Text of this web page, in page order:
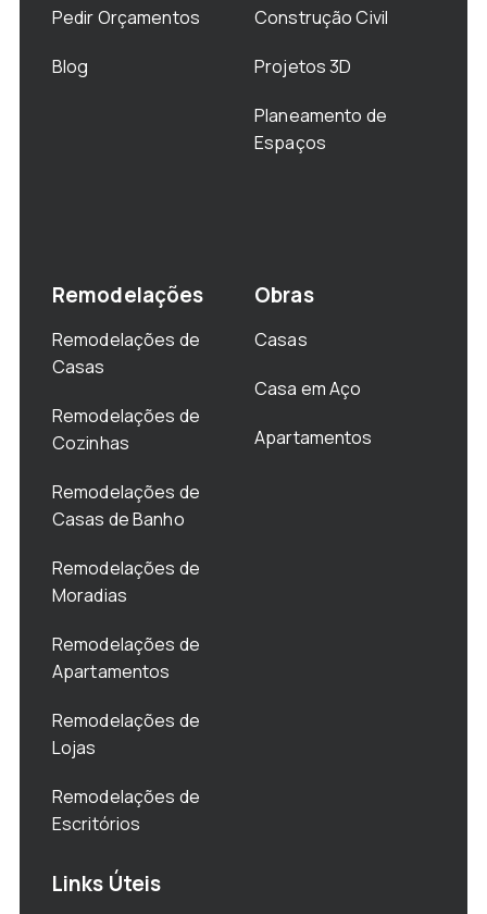
Pedir Orçamentos
Blog
Construção Civil
Projetos 3D
Planeamento de
Espaços
Remodelações
Remodelações de
Casas
Remodelações de
Cozinhas
Remodelações de
Casas de Banho
Remodelações de
Moradias
Remodelações de
Apartamentos
Remodelações de
Lojas
Remodelações de
Escritórios
Obras
Casas
Casa em Aço
Apartamentos
Links Úteis